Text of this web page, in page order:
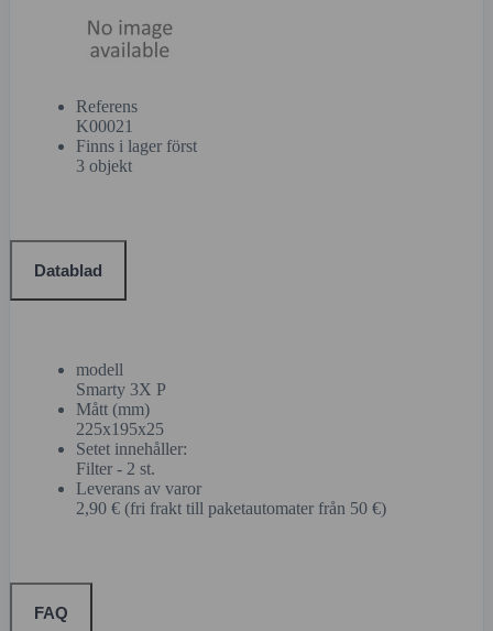
Referens
K00021
Finns i lager först
3 objekt
Datablad
modell
Smarty 3X P
Mått (mm)
225x195x25
Setet innehåller:
Filter - 2 st.
Leverans av varor
2,90 € (fri frakt till paketautomater från 50 €)
FAQ